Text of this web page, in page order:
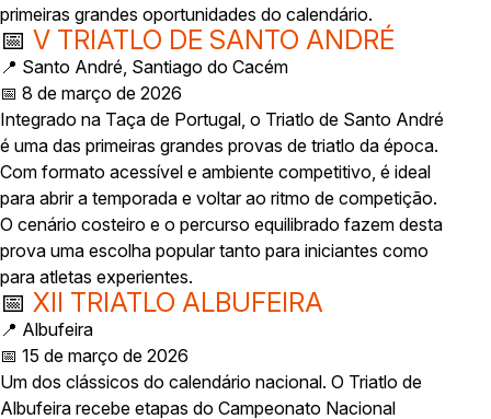
primeiras grandes oportunidades do calendário.
📅 V TRIATLO DE SANTO ANDRÉ
📍 Santo André, Santiago do Cacém
📅 8 de março de 2026
Integrado na Taça de Portugal, o Triatlo de Santo André
é uma das primeiras grandes provas de triatlo da época.
Com formato acessível e ambiente competitivo, é ideal
para abrir a temporada e voltar ao ritmo de competição.
O cenário costeiro e o percurso equilibrado fazem desta
prova uma escolha popular tanto para iniciantes como
para atletas experientes.
📅 XII TRIATLO ALBUFEIRA
📍 Albufeira
📅 15 de março de 2026
Um dos clássicos do calendário nacional. O Triatlo de
Albufeira recebe etapas do Campeonato Nacional